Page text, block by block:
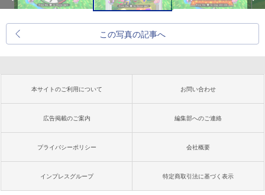
この写真の記事へ
本サイトのご利用について お問い合わせ
広告掲載のご案内 編集部へのご連絡
プライバシーポリシー 会社概要
インプレスグループ 特定商取引法に基づく表示